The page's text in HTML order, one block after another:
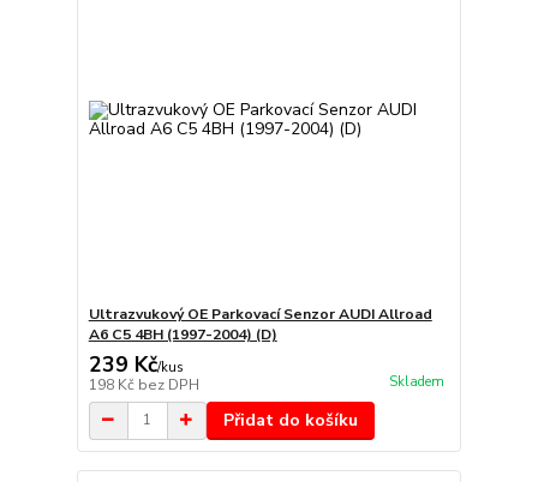
Ultrazvukový OE Parkovací Senzor AUDI Allroad
A6 C5 4BH (1997-2004) (D)
239 Kč/kus
198 Kč bez DPH Skladem
Přidat do košíku